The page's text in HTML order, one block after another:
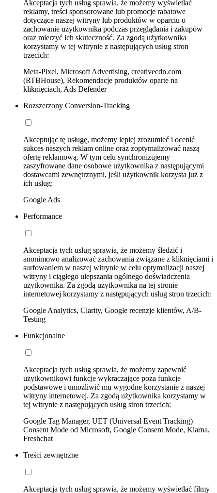
Akceptacja tych usług sprawia, że możemy wyświetlać
reklamy, treści sponsorowane lub promocje rabatowe
dotyczące naszej witryny lub produktów w oparciu o
zachowanie użytkownika podczas przeglądania i zakupów
oraz mierzyć ich skuteczność. Za zgodą użytkownika
korzystamy w tej witrynie z następujących usług stron
trzecich:
Meta-Pixel, Microsoft Advertising, creativecdn.com
(RTBHouse), Rekomendacje produktów oparte na
kliknięciach, Ads Defender
Rozszerzony Conversion-Tracking
Akceptując tę usługę, możemy lepiej zrozumieć i ocenić
sukces naszych reklam online oraz zoptymalizować naszą
ofertę reklamową. W tym celu synchronizujemy
zaszyfrowane dane osobowe użytkownika z następującymi
dostawcami zewnętrznymi, jeśli użytkownik korzysta już z
ich usług:
Google Ads
Performance
Akceptacja tych usług sprawia, że możemy śledzić i
anonimowo analizować zachowania związane z kliknięciami i
surfowaniem w naszej witrynie w celu optymalizacji naszej
witryny i ciągłego ulepszania ogólnego doświadczenia
użytkownika. Za zgodą użytkownika na tej stronie
internetowej korzystamy z następujących usług stron trzecich:
Google Analytics, Clarity, Google recenzje klientów, A/B-
Testing
Funkcjonalne
Akceptacja tych usług sprawia, że możemy zapewnić
użytkownikowi funkcje wykraczające poza funkcje
podstawowe i umożliwić mu wygodne korzystanie z naszej
witryny internetowej. Za zgodą użytkownika korzystamy w
tej witrynie z następujących usług stron trzecich:
Google Tag Manager, UET (Universal Event Tracking)
Consent Mode od Microsoft, Google Consent Mode, Klarna,
Freshchat
Treści zewnętrzne
Akceptacja tych usług sprawia, że możemy wyświetlać filmy